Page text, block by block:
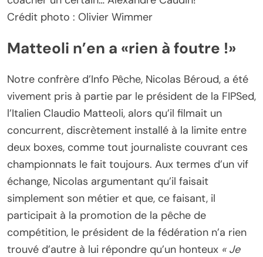
Crédit photo : Olivier Wimmer
Matteoli n’en a «rien à foutre !»
Notre confrère d’Info Pêche, Nicolas Béroud, a été
vivement pris à partie par le président de la FIPSed,
l’Italien Claudio Matteoli, alors qu’il filmait un
concurrent, discrètement installé à la limite entre
deux boxes, comme tout journaliste couvrant ces
championnats le fait toujours. Aux termes d’un vif
échange, Nicolas argumentant qu’il faisait
simplement son métier et que, ce faisant, il
participait à la promotion de la pêche de
compétition, le président de la fédération n’a rien
trouvé d’autre à lui répondre qu’un honteux « Je